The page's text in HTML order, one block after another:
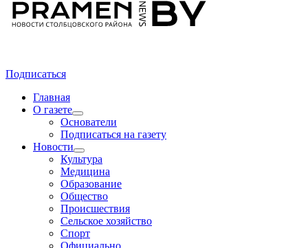
Подписаться
Главная
О газете
Основатели
Подписаться на газету
Новости
Культура
Медицина
Образование
Общество
Происшествия
Сельское хозяйство
Спорт
Официально